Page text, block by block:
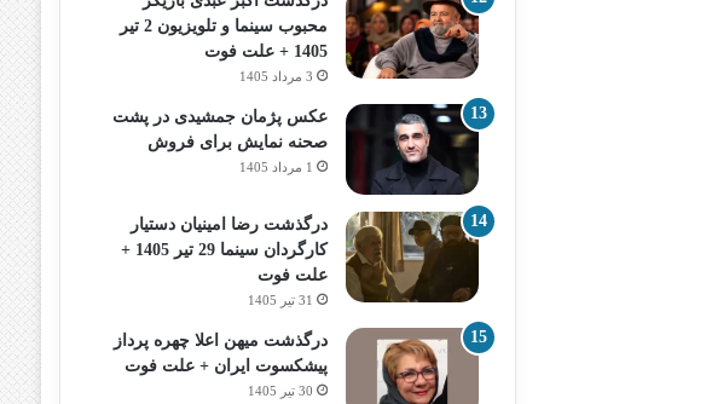
محبوب سینما و تلویزیون 2 تیر
1405 + علت فوت
3 مرداد 1405
عکس پژمان جمشیدی در پشت
صحنه نمایش برای فروش
1 مرداد 1405
درگذشت رضا امینیان دستیار
کارگردان سینما 29 تیر 1405 +
علت فوت
31 تیر 1405
درگذشت میهن اعلا چهره پرداز
پیشکسوت ایران + علت فوت
30 تیر 1405